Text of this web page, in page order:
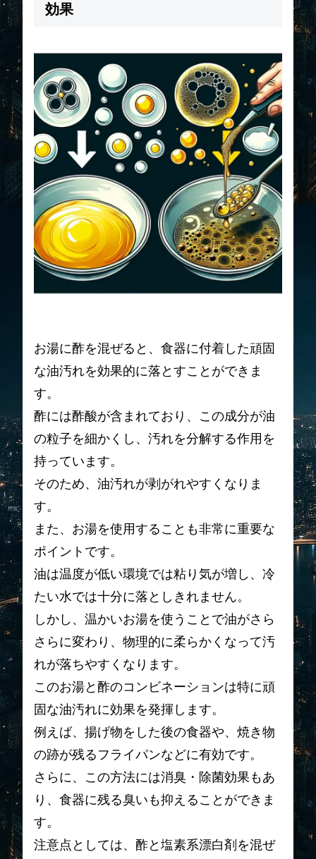
効果
お湯に酢を混ぜると、食器に付着した頑固
な油汚れを効果的に落とすことができま
す。
酢には酢酸が含まれており、この成分が油
の粒子を細かくし、汚れを分解する作用を
持っています。
そのため、油汚れが剥がれやすくなりま
す。
また、お湯を使用することも非常に重要な
ポイントです。
油は温度が低い環境では粘り気が増し、冷
たい水では十分に落としきれません。
しかし、温かいお湯を使うことで油がさら
さらに変わり、物理的に柔らかくなって汚
れが落ちやすくなります。
このお湯と酢のコンビネーションは特に頑
固な油汚れに効果を発揮します。
例えば、揚げ物をした後の食器や、焼き物
の跡が残るフライパンなどに有効です。
さらに、この方法には消臭・除菌効果もあ
り、食器に残る臭いも抑えることができま
す。
注意点としては、酢と塩素系漂白剤を混ぜ